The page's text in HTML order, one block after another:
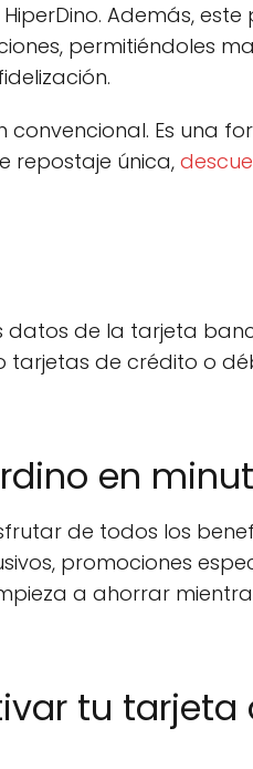
Además,
permitiéndoles
convencional. Es una
repostaje única,
datos de la tarjeta
de crédito o
en
de todos los
promociones
a ahorrar
tu tarjeta